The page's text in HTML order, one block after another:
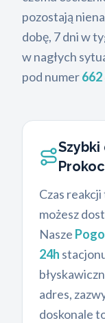
pozostają
dobę, 7 dni w
w nagłych
pod numer662
Czas
możesz
Nasze
24h
adres,
doskonale